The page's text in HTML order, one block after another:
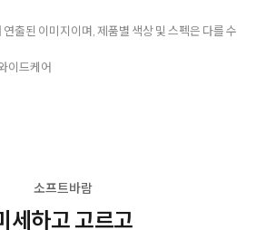
출된 이미지이며, 제품별 색상 및 스펙은 다를 수
이드케어
소프트바람
세하고 고르고